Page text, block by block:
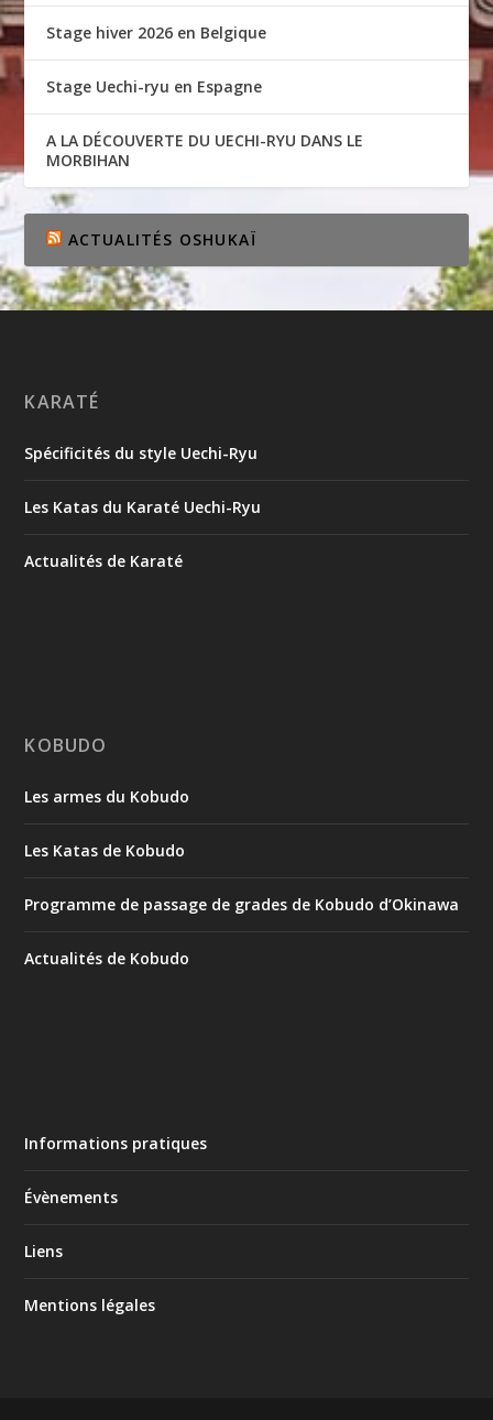
Stage hiver 2026 en Belgique
Stage Uechi-ryu en Espagne
A LA DÉCOUVERTE DU UECHI-RYU DANS LE
MORBIHAN
ACTUALITÉS OSHUKAÏ
KARATÉ
Spécificités du style Uechi-Ryu
Les Katas du Karaté Uechi-Ryu
Actualités de Karaté
KOBUDO
Les armes du Kobudo
Les Katas de Kobudo
Programme de passage de grades de Kobudo d’Okinawa
Actualités de Kobudo
Informations pratiques
Évènements
Liens
Mentions légales